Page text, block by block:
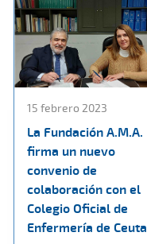
15 febrero 2023
La Fundación A.M.A.
firma un nuevo
convenio de
colaboración con el
Colegio Oficial de
Enfermería de Ceuta